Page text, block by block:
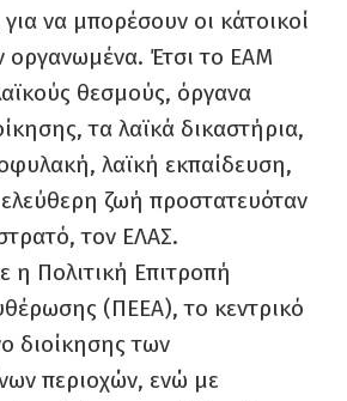
να μπορέσουν οι κάτοικοί
οργανωμένα. Έτσι το ΕΑΜ
θεσμούς, όργανα
τα λαϊκά δικαστήρια,
λαϊκή εκπαίδευση,
ζωή προστατευόταν
τον ΕΛΑΣ.
η Πολιτική Επιτροπή
(ΠΕΕΑ), το κεντρικό
διοίκησης των
περιοχών, ενώ με